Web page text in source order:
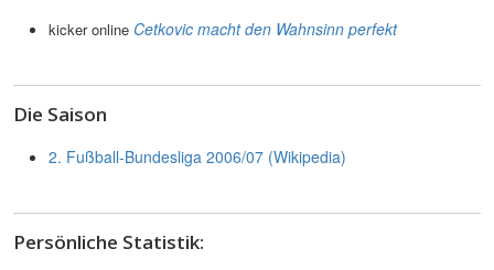
kicker online Cetkovic macht den Wahnsinn perfekt
Die Saison
2. Fußball-Bundesliga 2006/07 (Wikipedia)
Persönliche Statistik: